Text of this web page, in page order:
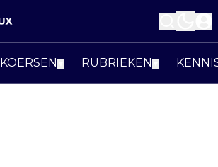
KOERSEN RUBRIEKEN